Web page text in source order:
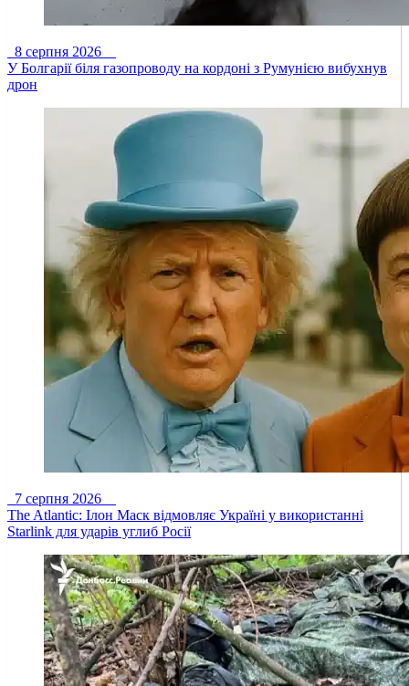
8 серпня 2026
У Болгарії біля газопроводу на кордоні з Румунією вибухнув
дрон
7 серпня 2026
The Atlantic: Ілон Маск відмовляє Україні у використанні
Starlink для ударів углиб Росії